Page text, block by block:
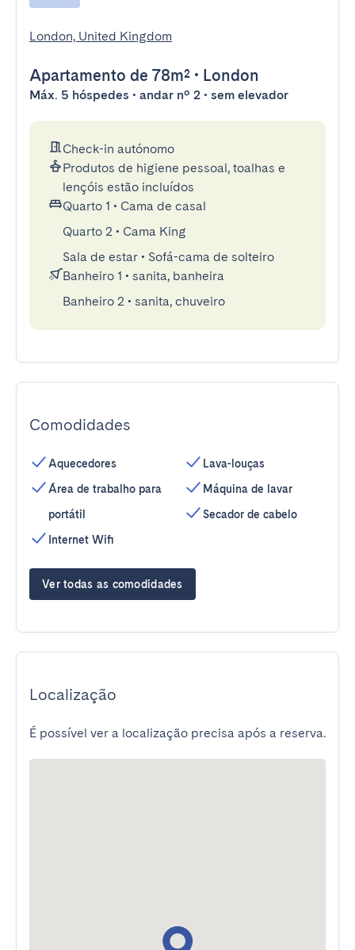
London, United Kingdom
Apartamento de 78m² • London
Máx. 5 hóspedes • andar nº 2 • sem elevador
Check-in autónomo
Produtos de higiene pessoal, toalhas e
lençóis estão incluídos
Quarto 1 • Cama de casal
Quarto 2 • Cama King
Sala de estar • Sofá-cama de solteiro
Banheiro 1 • sanita, banheira
Banheiro 2 • sanita, chuveiro
Comodidades
Aquecedores
Área de trabalho para
portátil
Internet Wifi
Lava-louças
Máquina de lavar
Secador de cabelo
Ver todas as comodidades
Localização
É possível ver a localização precisa após a reserva.